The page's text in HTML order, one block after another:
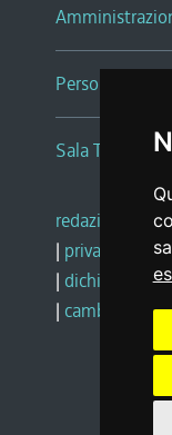
Persone e Uffici
Sala Tiziano
redazione web
| privacy
|
| cambio